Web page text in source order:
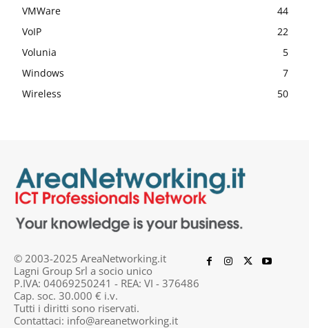
VMWare
44
VoIP
22
Volunia
5
Windows
7
Wireless
50
© 2003-2025 AreaNetworking.it
Lagni Group Srl a socio unico
P.IVA: 04069250241 - REA: VI - 376486
Cap. soc. 30.000 € i.v.
Tutti i diritti sono riservati.
Contattaci: info@areanetworking.it